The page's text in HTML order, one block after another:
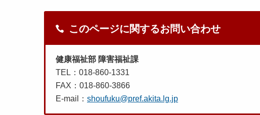
このページに関するお問い合わせ
健康福祉部 障害福祉課
TEL：018-860-1331
FAX：018-860-3866
E-mail： shoufuku@pref.akita.lg.jp